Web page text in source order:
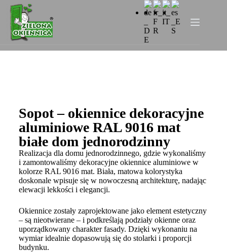
Sopot – okiennice dekoracyjne
aluminiowe RAL 9016 mat
białe dom jednorodzinny
Realizacja dla domu jednorodzinnego, gdzie wykonaliśmy
i zamontowaliśmy dekoracyjne okiennice aluminiowe w
kolorze RAL 9016 mat. Biała, matowa kolorystyka
doskonale wpisuje się w nowoczesną architekturę, nadając
elewacji lekkości i elegancji.
Okiennice zostały zaprojektowane jako element estetyczny
– są nieotwierane – i podkreślają podziały okienne oraz
uporządkowany charakter fasady. Dzięki wykonaniu na
wymiar idealnie dopasowują się do stolarki i proporcji
budynku.